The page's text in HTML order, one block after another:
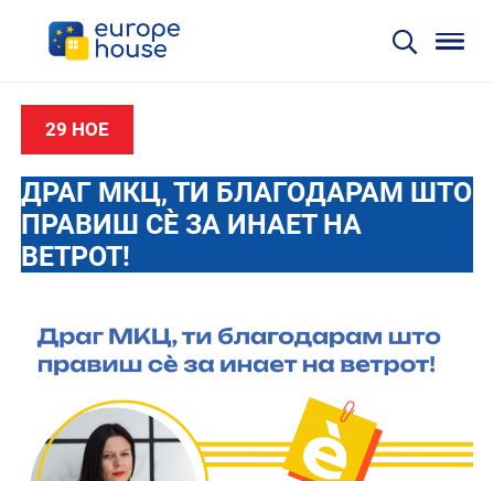
29 НОЕ
ДРАГ МКЦ, ТИ БЛАГОДАРАМ ШТО
ПРАВИШ СÈ ЗА ИНАЕТ НА
ВЕТРОТ!